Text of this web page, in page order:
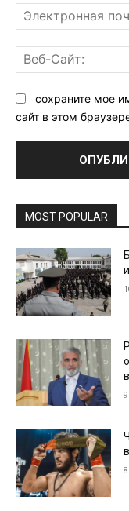
сохраните мое
сайт в этом
MOST POPULAR